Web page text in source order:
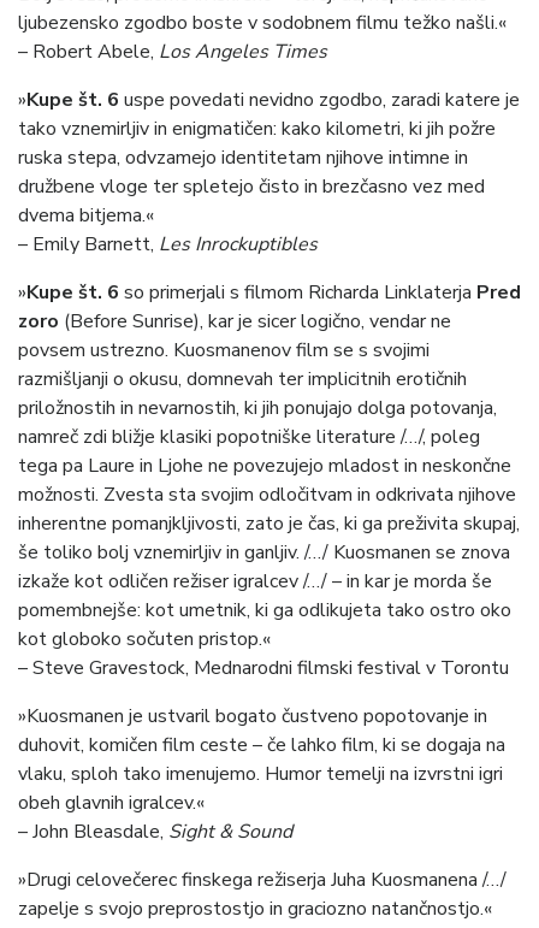
ljubezensko zgodbo boste v sodobnem filmu težko našli.«
– Robert Abele, Los Angeles Times
»Kupe št. 6 uspe povedati nevidno zgodbo, zaradi katere je
tako vznemirljiv in enigmatičen: kako kilometri, ki jih požre
ruska stepa, odvzamejo identitetam njihove intimne in
družbene vloge ter spletejo čisto in brezčasno vez med
dvema bitjema.«
– Emily Barnett, Les Inrockuptibles
»Kupe št. 6 so primerjali s filmom Richarda Linklaterja Pred
zoro (Before Sunrise), kar je sicer logično, vendar ne
povsem ustrezno. Kuosmanenov film se s svojimi
razmišljanji o okusu, domnevah ter implicitnih erotičnih
priložnostih in nevarnostih, ki jih ponujajo dolga potovanja,
namreč zdi bližje klasiki popotniške literature /…/, poleg
tega pa Laure in Ljohe ne povezujejo mladost in neskončne
možnosti. Zvesta sta svojim odločitvam in odkrivata njihove
inherentne pomanjkljivosti, zato je čas, ki ga preživita skupaj,
še toliko bolj vznemirljiv in ganljiv. /…/ Kuosmanen se znova
izkaže kot odličen režiser igralcev /…/ – in kar je morda še
pomembnejše: kot umetnik, ki ga odlikujeta tako ostro oko
kot globoko sočuten pristop.«
– Steve Gravestock, Mednarodni filmski festival v Torontu
»Kuosmanen je ustvaril bogato čustveno popotovanje in
duhovit, komičen film ceste – če lahko film, ki se dogaja na
vlaku, sploh tako imenujemo. Humor temelji na izvrstni igri
obeh glavnih igralcev.«
– John Bleasdale, Sight & Sound
»Drugi celovečerec finskega režiserja Juha Kuosmanena /…/
zapelje s svojo preprostostjo in graciozno natančnostjo.«